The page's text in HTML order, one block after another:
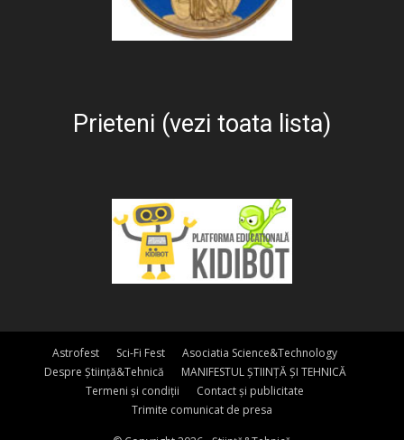
Prieteni (vezi toata lista)
Astrofest Sci-Fi Fest
Asociatia Science&Technology
Despre Știință&Tehnică
MANIFESTUL ȘTIINȚĂ ȘI TEHNICĂ
Termeni și condiții
Contact și publicitate
Trimite comunicat de presa